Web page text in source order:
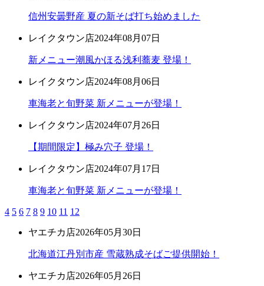
信州安曇野産 夏の新そば打ち始めました
レイクタウン店2024年08月07日
新メニュー潮風かほる浅利蕎麦 登場！
レイクタウン店2024年08月06日
車海老と旬野菜 新メニューが登場！
レイクタウン店2024年07月26日
【期間限定】極み穴子 登場！
レイクタウン店2024年07月17日
車海老と旬野菜 新メニューが登場！
4 5 6 7 8 9 10 11 12
ヤエチカ店2026年05月30日
北海道江丹別市産 雪蔵熟成そばご提供開始！
ヤエチカ店2026年05月26日